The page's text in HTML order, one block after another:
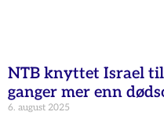
NTB knyttet Israel
ganger mer enn
6. august 2025